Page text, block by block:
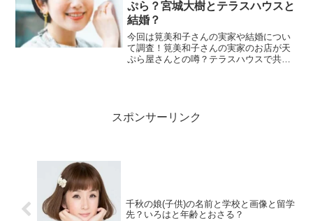
ぷら？宮城大樹とテラスハウスと
結婚？
今回は筧美和子さんの実家や結婚につい
て調査！筧美和子さんの実家のお店が天
ぷら屋さんとの噂？テラスハウスで共演
スポンサーリンク
千秋の娘(子供)の名前と学校と画像と留学
先？いろはと年齢とおさる？